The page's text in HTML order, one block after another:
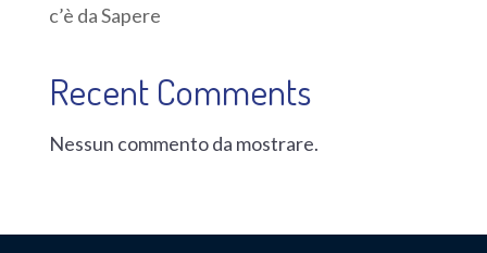
c’è da Sapere
Recent Comments
Nessun commento da mostrare.